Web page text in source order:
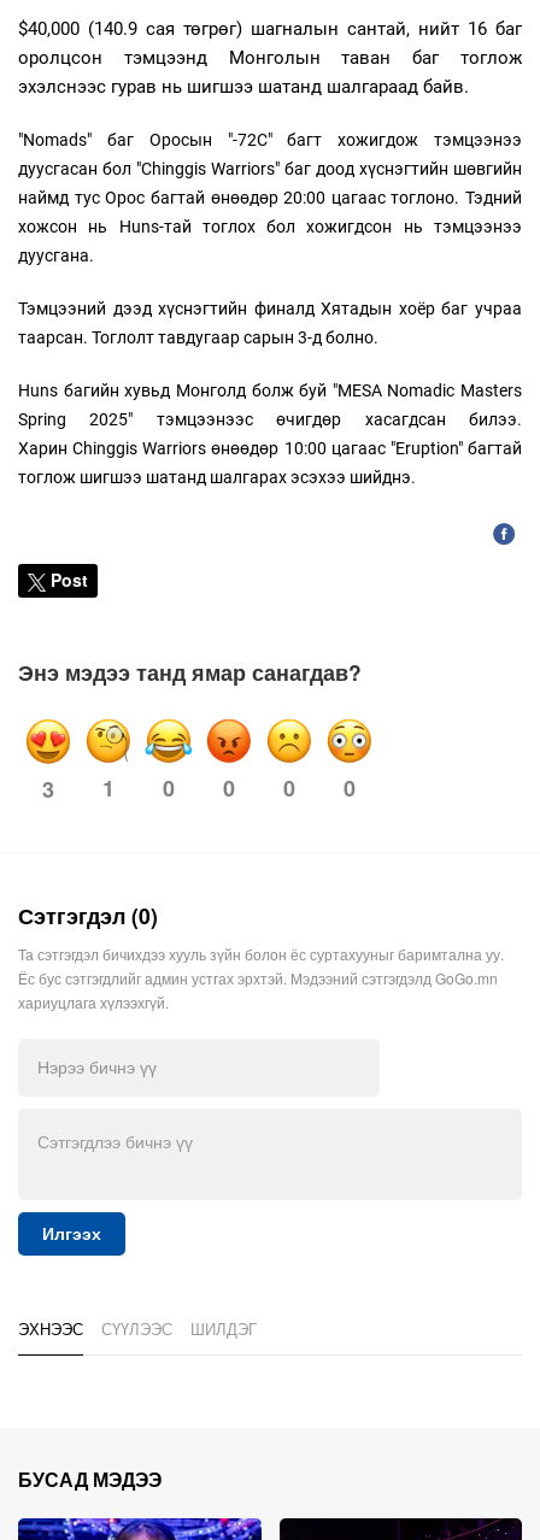
$40,000 (140.9 сая төгрөг) шагналын сантай, нийт 16 баг
оролцсон тэмцээнд Монголын таван баг тоглож
эхэлснээс гурав нь шигшээ шатанд шалгараад байв.
"Nomads" баг Оросын "-72C" багт хожигдож тэмцээнээ
дуусгасан бол "Chinggis Warriors" баг доод хүснэгтийн шөвгийн
наймд тус Орос багтай өнөөдөр 20:00 цагаас тоглоно. Тэдний
хожсон нь Huns-тай тоглох бол хожигдсон нь тэмцээнээ
дуусгана.
Тэмцээний дээд хүснэгтийн финалд Хятадын хоёр баг учраа
таарсан. Тоглолт тавдугаар сарын 3-д болно.
Huns багийн хувьд Монголд болж буй "MESA Nomadic Masters
Spring 2025" тэмцээнээс өчигдөр хасагдсан билээ.
Харин Chinggis Warriors өнөөдөр 10:00 цагаас "Eruption" багтай
тоглож шигшээ шатанд шалгарах эсэхээ шийднэ.
Post
Энэ мэдээ танд ямар санагдав?
3 1 0 0 0 0
Сэтгэгдэл (0)
Та сэтгэгдэл бичихдээ хууль зүйн болон ёс суртахууныг баримтална уу.
Ёс бус сэтгэгдлийг админ устгах эрхтэй. Мэдээний сэтгэгдэлд GoGo.mn
хариуцлага хүлээхгүй.
Илгээх
ЭХНЭЭС СҮҮЛЭЭС ШИЛДЭГ
БУСАД МЭДЭЭ